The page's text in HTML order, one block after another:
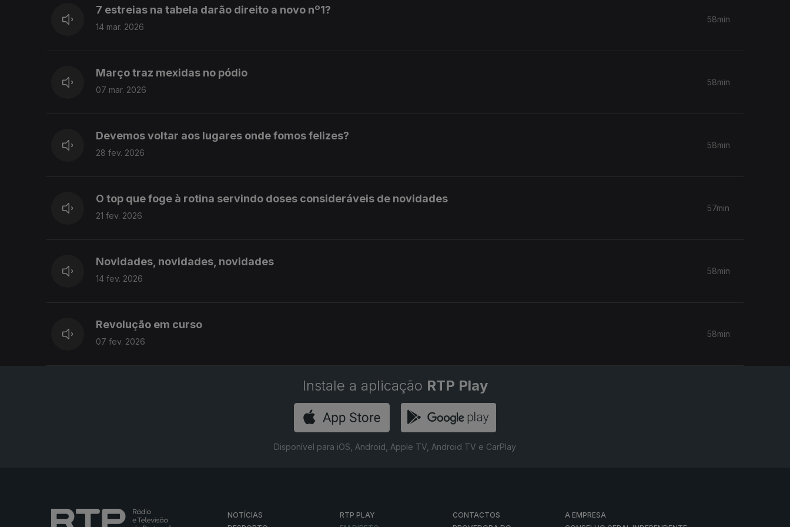
7 estreias na tabela darão direito a novo nº1?
14 mar. 2026
58min
Março traz mexidas no pódio
07 mar. 2026
58min
Devemos voltar aos lugares onde fomos felizes?
28 fev. 2026
58min
O top que foge à rotina servindo doses consideráveis de novidades
21 fev. 2026
57min
Novidades, novidades, novidades
14 fev. 2026
58min
Revolução em curso
07 fev. 2026
58min
Instale a aplicação RTP Play
Disponível para iOS, Android, Apple TV, Android TV e CarPlay
NOTÍCIAS
RTP PLAY
CONTACTOS
A EMPRESA